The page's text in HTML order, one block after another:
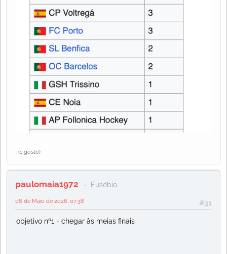
(1 gosto)
paulomaia1972 Eusébio
#31
06 de Maio de 2026, 07:38
objetivo nº1 - chegar às meias finais